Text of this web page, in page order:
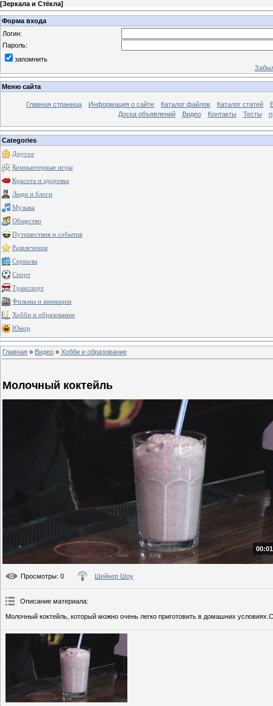
[Зеркала и Стёкла]
Форма входа
Логин:
Пароль:
запомнить
Меню сайта
Главная страница Информация о сайте Каталог файлов Каталог статей
Доска объявлений
Видео Контакты Тесты
Categories
Другое
Компьютерные игры
Красота и здоровье
Люди и блоги
Музыка
Общество
Путешествия и события
Развлечения
Сериалы
Спорт
Транспорт
Фильмы и анимация
Хобби и образование
Юмор
Главная » Видео » Хобби и образование
Молочный коктейль
Просмотры: 0 Шейкер Шоу
Описание материала:
Молочный коктейль, который можно очень легко приготовить в домашних